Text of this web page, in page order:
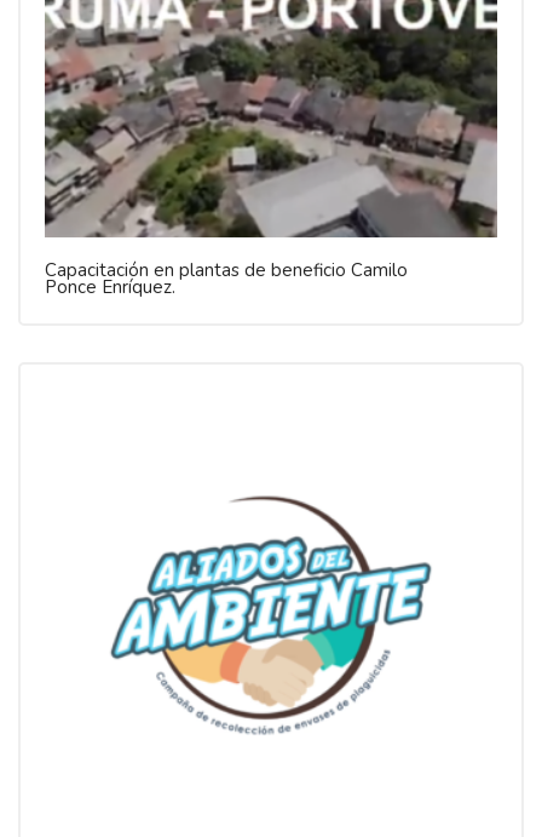
Capacitación en plantas de beneficio Camilo
Ponce Enríquez.